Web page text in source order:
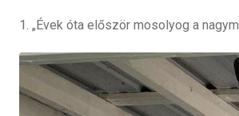
1. „Évek óta először mosolyog a